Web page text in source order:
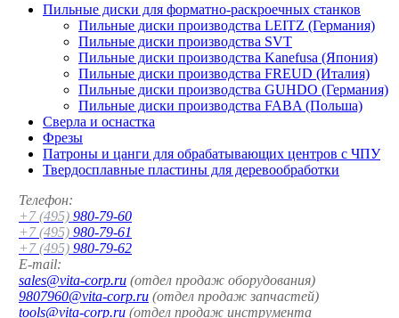
Пильные диски для форматно-раскроечных станков
Пильные диски производства LEITZ (Германия)
Пильные диски производства SVT
Пильные диски производства Kanefusa (Япония)
Пильные диски производства FREUD (Италия)
Пильные диски производства GUHDO (Германия)
Пильные диски производства FABA (Польша)
Сверла и оснастка
Фрезы
Патроны и цанги для обрабатывающих центров с ЧПУ
Твердосплавные пластины для деревообработки
Телефон:
+7 (495) 980-79-60
+7 (495) 980-79-61
+7 (495) 980-79-62
E-mail:
sales@vita-corp.ru (отдел продаж оборудования)
9807960@vita-corp.ru (отдел продаж запчастей)
tools@vita-corp.ru (отдел продаж инструмента